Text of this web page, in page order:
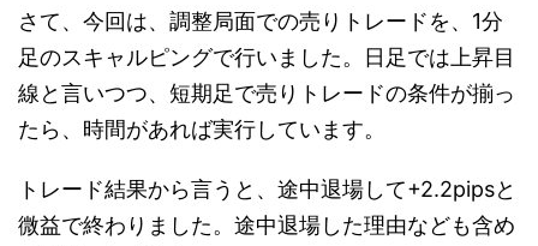
さて、今回は、調整局面での売りトレードを、1分
足のスキャルピングで行いました。日足では上昇目
線と言いつつ、短期足で売りトレードの条件が揃っ
たら、時間があれば実行しています。
トレード結果から言うと、途中退場して+2.2pipsと
微益で終わりました。途中退場した理由なども含め